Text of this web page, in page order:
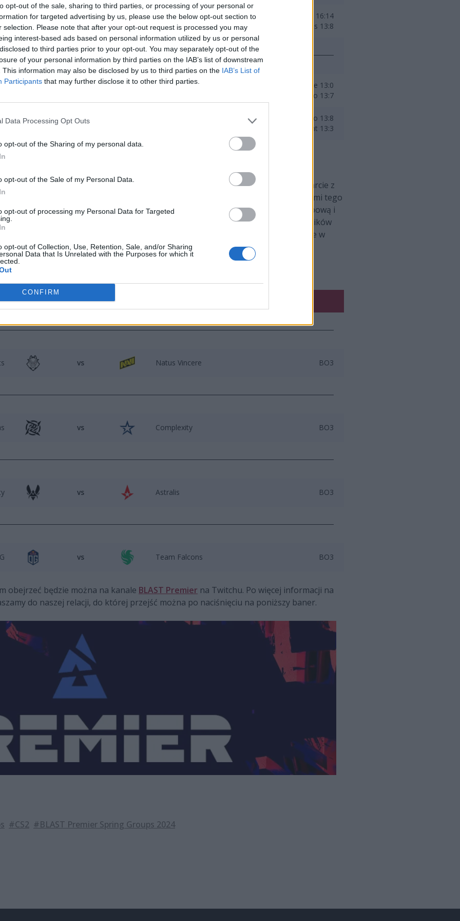
opt-out of the sale, sharing to third parties, or processing of your personal or
for targeted advertising by us, please use the below opt-out section to
selection. Please note that after your opt-out request is processed you may
interest-based ads based on personal information utilized by us or personal
to third parties prior to your opt-out. You may separately opt-out of the
of your personal information by third parties on the IAB’s list of downstream
This information may also be disclosed by us to third parties on the IAB’s List of
Participants that may further disclose it to other third parties.
Data Processing Opt Outs
opt-out of the Sharing of my personal data.
opt-out of the Sale of my Personal Data.
opt-out of processing my Personal Data for Targeted
opt-out of Collection, Use, Retention, Sale, and/or Sharing
Data that Is Unrelated with the Purposes for which it
CONFIRM
2:0 Complexity
Overpass 16:14
Anubis 13:8
Mirage 13:0
Inferno 13:7
2:0
Vertigo 13:8
Ancient 13:3
na serwerze ponownie zameldują się podopieczni TaZa, przed którymi starcie z
Natus Vincere, nie ulega jednak wątpliwości, że to Samuraje będą faworytami tego
z Complexity. Będzie to typowy mecz o życie, bo przegrany zakończy fazę grupową i
sytuacji znajdują się również Falcons oraz F1KU i OG. Szczególnie dla zawodników
katastrofą. Ale wcześniej Team Vitality i Astralis zawalczą między sobą o miejsce w
Premier Spring Groups:
vs Natus Vincere BO3
vs Complexity BO3
vs Astralis BO3
vs Team Falcons BO3
obejrzeć będzie można na kanale BLAST Premier na Twitchu. Po więcej informacji na
do naszej relacji, do której przejść można po naciśnięciu na poniższy baner.
#CS2 #BLAST Premier Spring Groups 2024